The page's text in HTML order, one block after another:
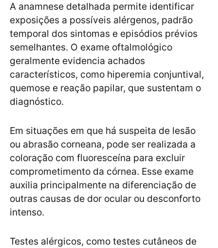
A anamnese detalhada permite identificar
exposições a possíveis alérgenos, padrão
temporal dos sintomas e episódios prévios
semelhantes. O exame oftalmológico
geralmente evidencia achados
característicos, como hiperemia conjuntival,
quemose e reação papilar, que sustentam o
diagnóstico.
Em situações em que há suspeita de lesão
ou abrasão corneana, pode ser realizada a
coloração com fluoresceína para excluir
comprometimento da córnea. Esse exame
auxilia principalmente na diferenciação de
outras causas de dor ocular ou desconforto
intenso.
Testes alérgicos, como testes cutâneos de